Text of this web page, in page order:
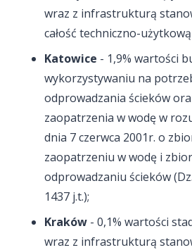
wraz z infrastrukturą
całość techniczno-użytkową
Katowice - 1,9% wartości
wykorzystywaniu na
odprowadzania ścieków
zaopatrzenia w wodę w
dnia 7 czerwca 2001r. o
zaopatrzeniu w wodę i
odprowadzaniu ścieków
1437 j.t.);
Kraków - 0,1% wartości
wraz z infrastrukturą